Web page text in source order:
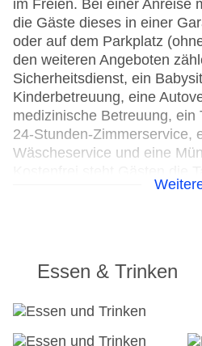
im Freien. Bei einer Anreise
die Gäste dieses in einer
oder auf dem Parkplatz
den weiteren Angeboten
Sicherheitsdienst, ein
Kinderbetreuung, eine
medizinische Betreuung, ein
24-Stunden-Zimmerservice,
Wäscheservice und eine
Verfügung. Im
Parkplatz
Check-in von: 14:00:00
Konferenzraum
Garage: gegen Gebühr
Essen & Trinken